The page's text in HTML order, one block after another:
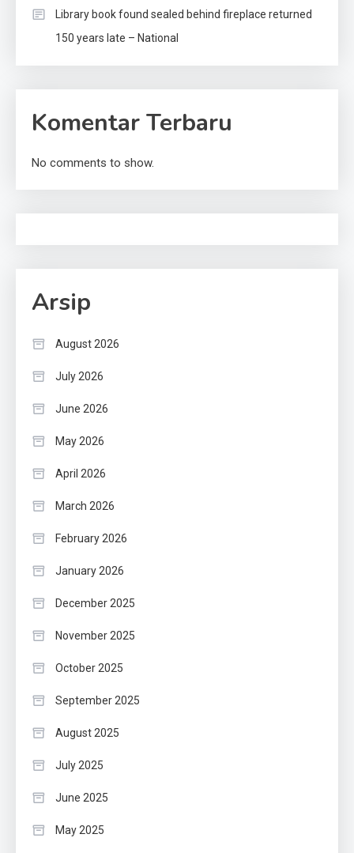
Library book found sealed behind fireplace returned
150 years late – National
Komentar Terbaru
No comments to show.
Arsip
August 2026
July 2026
June 2026
May 2026
April 2026
March 2026
February 2026
January 2026
December 2025
November 2025
October 2025
September 2025
August 2025
July 2025
June 2025
May 2025